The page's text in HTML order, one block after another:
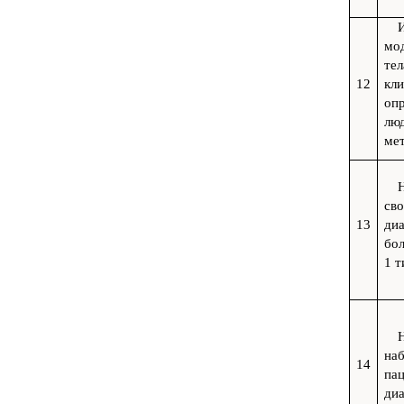
12
13
1
14